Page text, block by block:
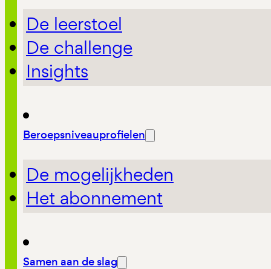
De leerstoel
De challenge
Insights
Beroepsniveauprofielen
De mogelijkheden
Het abonnement
Samen aan de slag